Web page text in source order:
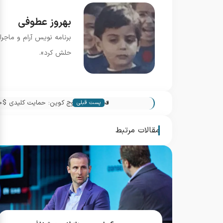
بهروز عطوفی
برنامه نویس آرام و
حلش کرد».
« پست قبلی
تحلیل فنی دوج کوین: حمایت کلیدی $0.1520 و تجمع نهنگ ها
مقالات مرتبط